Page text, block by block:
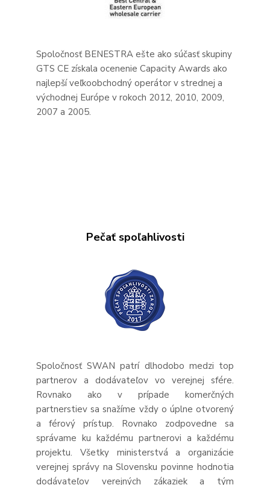
Spoločnosť BENESTRA ešte ako súčasť skupiny
GTS CE získala ocenenie Capacity Awards ako
najlepší veľkoobchodný operátor v strednej a
východnej Európe v rokoch 2012, 2010, 2009,
2007 a ​​2005.
Pečať spoľahlivosti
Spoločnosť SWAN patrí dlhodobo medzi top
partnerov a dodávateľov vo verejnej sfére.
Rovnako ako v prípade komerčných
partnerstiev sa snažíme vždy o úplne otvorený
a férový prístup. Rovnako zodpovedne sa
správame ku každému partnerovi a každému
projektu. Všetky ministerstvá a organizácie
verejnej správy na Slovensku povinne hodnotia
dodávateľov verejných zákaziek a tým